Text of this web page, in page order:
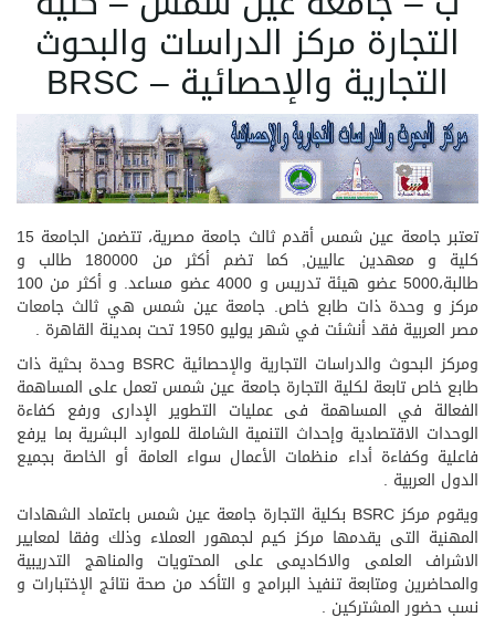
التجارة مركز الدراسات والبحوث
التجارية والإحصائية – BRSC
تعتبر جامعة عين شمس أقدم ثالث جامعة مصرية، تتضمن الجامعة 15
كلية و معهدين عاليين, كما تضم أكثر من 180000 طالب و
طالبة،5000 عضو هيئة تدريس و 4000 عضو مساعد. و أكثر من 100
مركز و وحدة ذات طابع خاص. جامعة عين شمس هي ثالث جامعات
مصر العربية فقد أنشئت في شهر يوليو 1950 تحت بمدينة القاهرة .
ومركز البحوث والدراسات التجارية والإحصائية BSRC وحدة بحثية ذات
طابع خاص تابعة لكلية التجارة جامعة عين شمس تعمل على المساهمة
الفعالة في المساهمة فى عمليات التطوير الإدارى ورفع كفاءة
الوحدات الاقتصادية وإحداث التنمية الشاملة للموارد البشرية بما يرفع
فاعلية وكفاءة أداء منظمات الأعمال سواء العامة أو الخاصة بجميع
الدول العربية .
ويقوم مركز BSRC بكلية التجارة جامعة عين شمس باعتماد الشهادات
المهنية التى يقدمها مركز كيم لجمهور العملاء وذلك وفقا لمعايير
الاشراف العلمى والاكاديمى على المحتويات والمناهج التدريبية
والمحاضرين ومتابعة تنفيذ البرامج و التأكد من صحة نتائج الإختبارات و
نسب حضور المشتركين .